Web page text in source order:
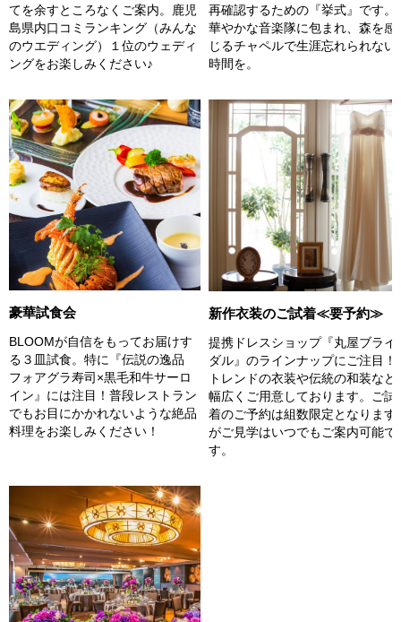
てを余すところなくご案内。鹿児
島県内口コミランキング（みんな
のウエディング）１位のウェディ
ングをお楽しみください♪
再確認するための『挙式』です。
華やかな音楽隊に包まれ、森を感
じるチャペルで生涯忘れられない
時間を。
豪華試食会
BLOOMが自信をもってお届けす
る３皿試食。特に『伝説の逸品
フォアグラ寿司×黒毛和牛サーロ
イン』には注目！普段レストラン
でもお目にかかれないような絶品
料理をお楽しみください！
新作衣装のご試着≪要予約≫
提携ドレスショップ『丸屋ブライ
ダル』のラインナップにご注目！
トレンドの衣装や伝統の和装など
幅広くご用意しております。ご試
着のご予約は組数限定となります
がご見学はいつでもご案内可能で
す。